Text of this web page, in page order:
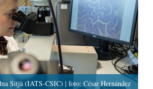
Sitjà (IATS-CSIC) | foto: César Hernández